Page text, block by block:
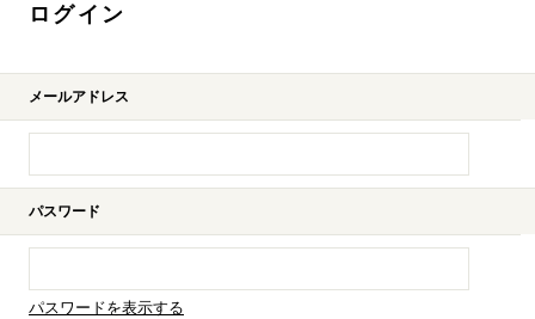
ログイン
メールアドレス
パスワード
パスワードを表示する